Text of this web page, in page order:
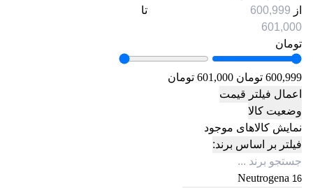
از
تا
تومان
600,999 تومان
601,000 تومان
اعمال فیلتر قیمت
وضعیت کالا
نمایش کالاهای موجود
فیلتر بر اساس برند:
Neutrogena 16